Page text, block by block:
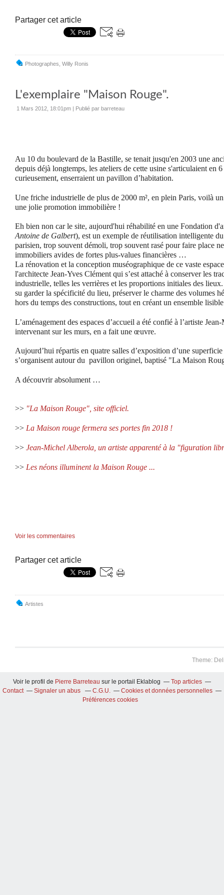
Partager cet article
Photographes Willy Ronis
L'exemplaire "Maison Rouge".
1 Mars 2012, 18:01pm | Publié par barreteau
Au 10 du boulevard de la Bastille, se tenait jusqu'en 2003 une
depuis déjà longtemps, les ateliers de cette usine s'articulaient en
curieusement, enserraient un pavillon d’habitation.
Une friche industrielle de plus de 2000 m², en plein Paris, voilà
une jolie promotion immobilière !
Eh bien non car le site, aujourd'hui réhabilité en une Fondation
Antoine de Galbert), est un exemple de réutilisation intelligente
parisien, trop souvent démoli, trop souvent rasé pour faire place
immobiliers avides de fortes plus-values financières …
La rénovation et la conception muséographique de ce vaste
l'architecte Jean-Yves Clément qui s’est attaché à conserver les
industrielle, telles les verrières et les proportions initiales des
su garder la spécificité du lieu, préserver le charme des volumes
hors du temps des constructions, tout en créant un ensemble
L’aménagement des espaces d’accueil a été confié à l’artiste
intervenant sur les murs, en a fait une œuvre.
Aujourd’hui répartis en quatre salles d’exposition d’une
s’organisent autour du pavillon originel, baptisé "La Maison
A découvrir absolument …
>> "La Maison Rouge", site officiel.
>> La Maison rouge fermera ses portes fin 2018 !
>> Jean-Michel Alberola, un artiste apparenté à la "figuration
>> Les néons illuminent la Maison Rouge ...
Voir les commentaires
Partager cet article
Artistes
Theme:
Voir le profil de Pierre Barreteau sur le portail Eklablog
Top articles
Contact
Signaler un abus C.G.U.
Cookies et données personnelles
Préférences cookies